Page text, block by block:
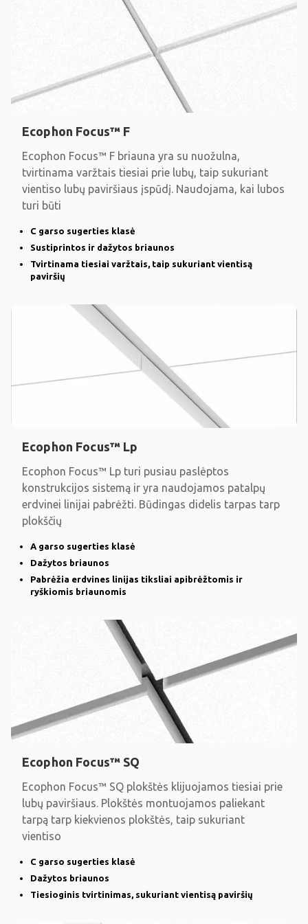
Ecophon Focus™ F
Ecophon Focus™ F briauna yra su nuožulna,
tvirtinama varžtais tiesiai prie lubų, taip sukuriant
vientiso lubų paviršiaus įspūdį. Naudojama, kai lubos
turi būti
C garso sugerties klasė
Sustiprintos ir dažytos briaunos
Tvirtinama tiesiai varžtais, taip sukuriant vientisą
paviršių
Ecophon Focus™ Lp
Ecophon Focus™ Lp turi pusiau paslėptos
konstrukcijos sistemą ir yra naudojamos patalpų
erdvinei linijai pabrėžti. Būdingas didelis tarpas tarp
plokščių
A garso sugerties klasė
Dažytos briaunos
Pabrėžia erdvines linijas tiksliai apibrėžtomis ir
ryškiomis briaunomis
Ecophon Focus™ SQ
Ecophon Focus™ SQ plokštės klijuojamos tiesiai prie
lubų paviršiaus. Plokštės montuojamos paliekant
tarpą tarp kiekvienos plokštės, taip sukuriant
vientiso
C garso sugerties klasė
Dažytos briaunos
Tiesioginis tvirtinimas, sukuriant vientisą paviršių